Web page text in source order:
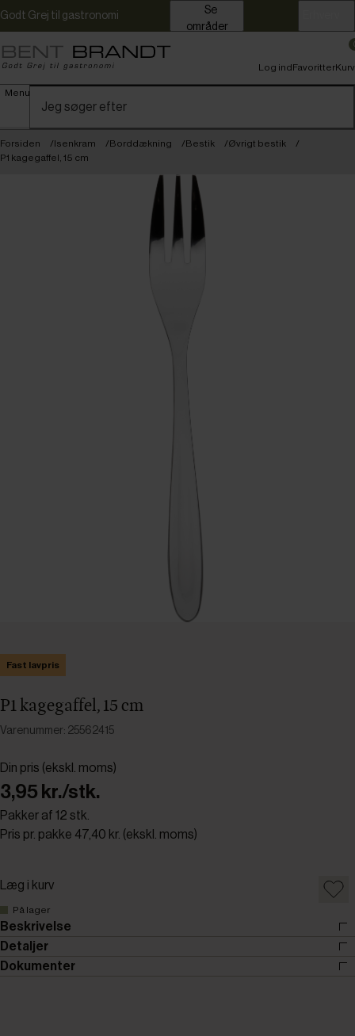
Godt Grej til gastronomi
områder
Menu
Log indFavoritterKurv
Forsiden Isenkram Borddækning Bestik
Øvrigt bestik
P1 kagegaffel, 15 cm
Fast lavpris
P1 kagegaffel, 15 cm
Varenummer: 25562415
Din pris (ekskl. moms)
3,95 kr./stk.
Pakker af 12 stk.
Pris pr. pakke 47,40 kr. (ekskl. moms)
Læg i kurv
På lager
Beskrivelse
Detaljer
Dokumenter